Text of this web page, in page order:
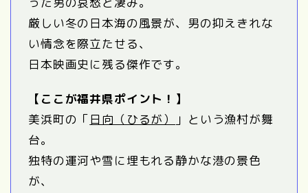
厳しい冬の日本海の風景が、男の抑えきれな
い情念を際立たせる、
日本映画史に残る傑作です。
【ここが福井県ポイント！】
美浜町の「日向（ひるが）
」という漁村が舞
台。
独特の運河や雪に埋もれる静かな港の景色
が、